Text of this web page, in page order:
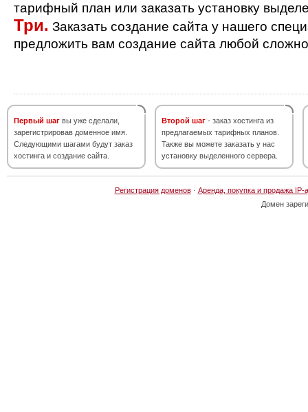
тарифный план или заказать установку
Три. Заказать создание сайта у нашего
предложить вам создание сайта любой
Первый шаг вы уже сделали,
зарегистрировав доменное имя.
Следующими шагами будут заказ
хостинга и создание сайта.
Второй шаг - заказ хостинга из
предлагаемых тарифных планов.
Также вы можете заказать у нас
установку выделенного сервера.
Регистрация доменов· Аренда, покупка и продажа IP-
Домен